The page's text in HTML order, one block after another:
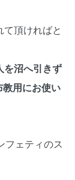
頂ければと
を沼へ引きず
用にお使い
フェティのス